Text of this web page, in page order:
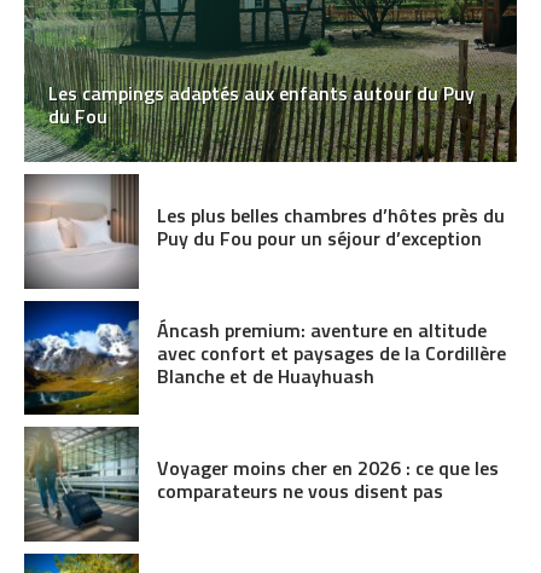
Les campings adaptés aux enfants autour du Puy
du Fou
Les plus belles chambres d’hôtes près du
Puy du Fou pour un séjour d’exception
Áncash premium: aventure en altitude
avec confort et paysages de la Cordillère
Blanche et de Huayhuash
Voyager moins cher en 2026 : ce que les
comparateurs ne vous disent pas